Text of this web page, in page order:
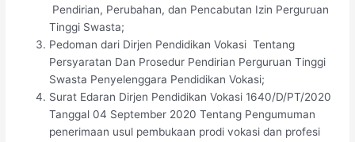
Pendirian, Perubahan, dan Pencabutan Izin Perguruan
Tinggi Swasta;
Pedoman dari Dirjen Pendidikan Vokasi Tentang
Persyaratan Dan Prosedur Pendirian Perguruan Tinggi
Swasta Penyelenggara Pendidikan Vokasi;
Surat Edaran Dirjen Pendidikan Vokasi 1640/D/PT/2020
Tanggal 04 September 2020 Tentang Pengumuman
penerimaan usul pembukaan prodi vokasi dan profesi